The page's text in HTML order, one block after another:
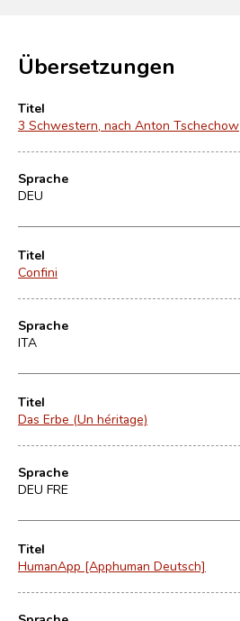
Übersetzungen
Titel
3 Schwestern, nach Anton Tschechow
Sprache
DEU
Titel
Confini
Sprache
ITA
Titel
Das Erbe (Un héritage)
Sprache
DEU FRE
Titel
HumanApp [Apphuman Deutsch]